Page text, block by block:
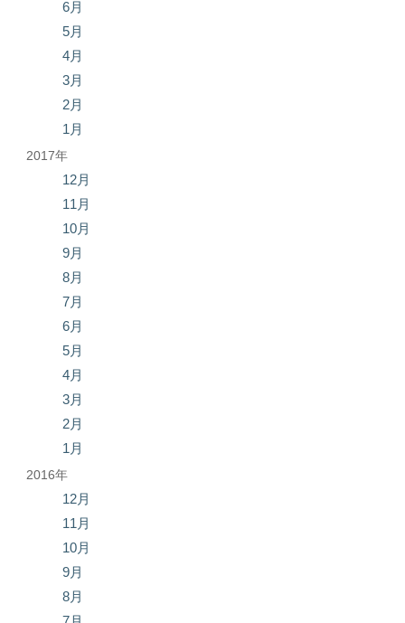
6月
5月
4月
3月
2月
1月
2017年
12月
11月
10月
9月
8月
7月
6月
5月
4月
3月
2月
1月
2016年
12月
11月
10月
9月
8月